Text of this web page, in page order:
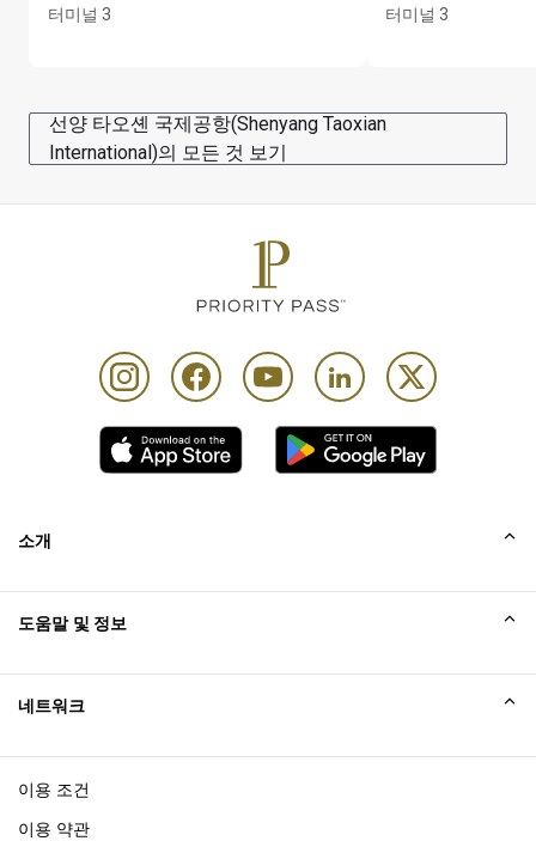
터미널 3 터미널 3
선양 타오셴 국제공항(Shenyang Taoxian
International)의 모든 것 보기
소개
Excellence Awards
블로그
도움말 및 정보
네트워크
이용 조건
이용 약관